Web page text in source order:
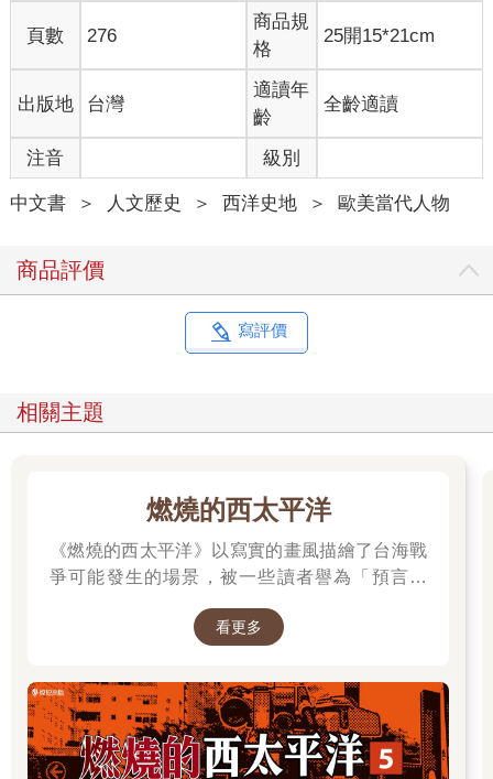
俱樂部」）。他在那與其他慌張不安又手足無措的準爸爸們一起
度過了幾個小時，焦急地來回踱步、抽菸，不時盯著牆上的時
鐘。終於，等候室的門開了。護士喊了父親的名字並告訴他，母
子平安，產婦稍作休息之後就能開放探視。其中一位準爸爸遞給
他一根雪茄，另一位則拍了拍他的背。父親心中默念著「感謝上
帝」，儘管他是無神論者。
「她以後會長得很高。」在病床邊直挺挺站得像個衛兵的父親觀
察一陣子後這樣表示。一位護士拿了枕頭讓母親靠坐著，然後將
指，十根腳趾，長得也像個正常的嬰兒——不過他原本希望是個
兒子。他一直期望可以教自己的兒子打籃球。一想到我以後的身
身上穿著一件矢車菊印花圖案的白色病袍。她的體內在分娩後湧
動著催產素與腦內啡，她凝視著我的臉龐，試圖透過面相占卜我
長長的睫毛及圓圓的臉蛋——這讓她想起當時正在競選美國總統
的理查．尼克森（Richard M. Nixon）。現在這個階段還很難看出
個所以然。也許我長大會成為老師，或是作家，或是其他與語
言、文字或書籍有關的職業（就像我的父母一樣），她這麼期望
我的父親點點頭，並拍拍身上那件軍綠色外套的口袋。那件外套
是他在二手店買到的，原本的主人曾經參與一場父親無意投筆從
戎的戰爭（而他也取得了免役資格）。
頁數 276
商品規
格
25開15*21cm
出版地 台灣
適讀年
齡
全齡適讀
注音 級別
中文書 ＞ 人文歷史 ＞ 西洋史地 ＞ 歐美當代人物
商品評價
寫評價
相關主題
燃燒的西太平洋
《燃燒的西太平洋》以寫實的畫風描繪了台海戰
爭可能發生的場景，被一些讀者譽為「預言之
品在CCC連載中。第五集為最新級數，買就抽作
看更多